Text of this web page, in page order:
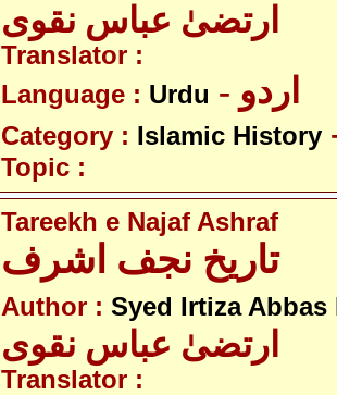
ارتضیٰ عباس نقوی
Translator :
Language : Urdu - اردو
Category : Islamic History
Topic :
Tareekh e Najaf Ashraf
تاریخ نجف اشرف
Author : Syed Irtiza Abbas
ارتضیٰ عباس نقوی
Translator :